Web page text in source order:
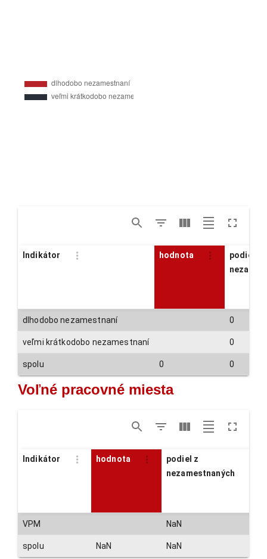
Indikátor hodnota
podiel z
dlhodobo nezamestnaní 0
veľmi krátkodobo nezamestnaní 0
spolu 0 0
Voľné pracovné miesta
Indikátor hodnota
podiel z
nezamestnaných
VPM NaN
spolu NaN NaN